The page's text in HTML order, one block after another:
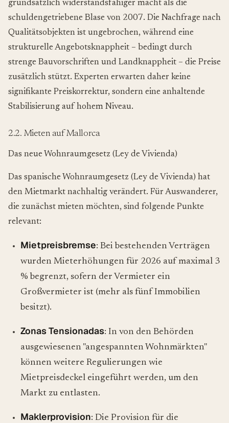
grundsätzlich widerstandsfähiger macht als die
schuldengetriebene Blase von 2007. Die Nachfrage nach
Qualitätsobjekten ist ungebrochen, während eine
strukturelle Angebotsknappheit – bedingt durch
strenge Bauvorschriften und Landknappheit – die Preise
zusätzlich stützt. Experten erwarten daher keine
signifikante Preiskorrektur, sondern eine anhaltende
Stabilisierung auf hohem Niveau.
2.2. Mieten auf Mallorca
Das neue Wohnraumgesetz (Ley de Vivienda)
Das spanische Wohnraumgesetz (Ley de Vivienda) hat
den Mietmarkt nachhaltig verändert. Für Auswanderer,
die zunächst mieten möchten, sind folgende Punkte
relevant:
Mietpreisbremse: Bei bestehenden Verträgen
wurden Mieterhöhungen für 2026 auf maximal 3
% begrenzt, sofern der Vermieter ein
Großvermieter ist (mehr als fünf Immobilien
besitzt).
Zonas Tensionadas: In von den Behörden
ausgewiesenen "angespannten Wohnmärkten"
können weitere Regulierungen wie
Mietpreisdeckel eingeführt werden, um den
Markt zu entlasten.
Maklerprovision: Die Provision für die